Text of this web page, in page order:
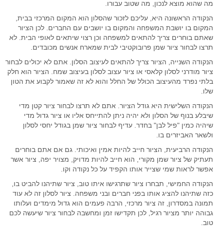
מה שהוא מוצא לנכון, מה שטוב עבורו.
הנקודה הראשונה היא, עליכם לזכור שהסלון הוא המקום המרכזי בבית,
המקום בו יושבת המשפחה והמקום בו יושבים עם החברים. לכן הציור
שאתם בוחרים צריך להתאים למשפחה וכן רצוי שיתאים לאופי הבית. לא
תרצו לבחור ציור שמן פרובוקטיבי לבית שמארח אנשים מכובדים.
הנקודה השנייה, הציור צריך להתאים לעיצוב הסלון. אתם לא יכולים לבחור
ציור מודרני לסלון קלאסי או ציור עצוב לסלון בעיצוב שמח. הציור הוא חלק
בלתי נפרד מהעיצוב הכולל של החלל והוא לא זה שאמור לקבוע את הטון
שלו.
הנקודה השלישית היא גודל הציור. אתם לא תרצו לבחור ציור קטן מדי
שיבלע בנוף של הסלון ולא יהיה ניתן להתייחס אליו או ציור גדול מדי
שיהיה כמין "פיל לבן" בחדר. עדיף לבחור ציור שמן בגודל יחסי לסלון
ולשאר האביזרים בו.
הנקודה הרביעית, הציור חייב להיות אמין ואיכותי. גם אם אתם בוחרים
תעתיק של ציור שמן מקורי, הוא חייב להיות מדויק, מצויר יפה, ציור אשר
אפשר לראות שמי שצייר אותו הקפיד על כל נקודה וקו.
הנקודה החמישי, תבחרו ציור שתרגישו איתו טוב, ציור שתיהנו להביט בו,
כזה שתיהנו להציג אותו בפני חברים ובני משפחה. ציור לסלון זה לא עוד
תמונה במסדרון, זה ציור מרכזי, הרבה פעמים הוא גדול מימדים ועלותו
גבוהה יותר מציור רגיל, לכן תקדישו זמן ומחשבה לבחור ציור שיעשה לכם
טוב.